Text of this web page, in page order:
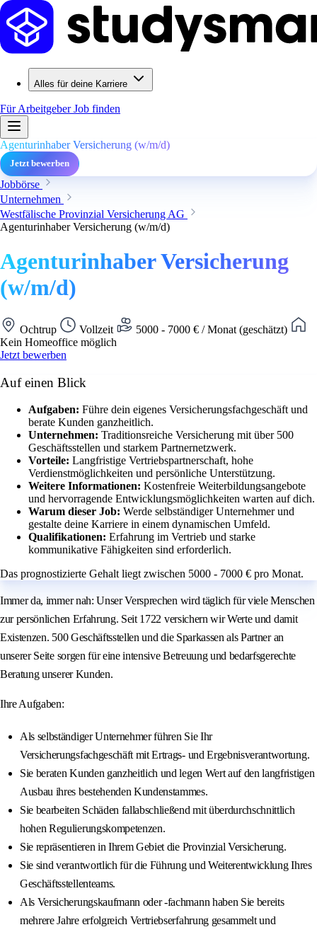
Alles für deine Karriere
Für ArbeitgeberJob finden
Agenturinhaber Versicherung (w/m/d)
Jetzt bewerben
Jobbörse
Unternehmen
Westfälische Provinzial Versicherung AG
Agenturinhaber Versicherung (w/m/d)
Agenturinhaber Versicherung
(w/m/d)
Ochtrup Vollzeit
5000 - 7000 € / Monat (geschätzt)
Kein Homeoffice möglich
Jetzt bewerben
Auf einen Blick
Aufgaben: Führe dein eigenes Versicherungsfachgeschäft und
berate Kunden ganzheitlich.
Unternehmen: Traditionsreiche Versicherung mit über 500
Geschäftsstellen und starkem Partnernetzwerk.
Vorteile: Langfristige Vertriebspartnerschaft, hohe
Verdienstmöglichkeiten und persönliche Unterstützung.
Weitere Informationen: Kostenfreie Weiterbildungsangebote
und hervorragende Entwicklungsmöglichkeiten warten auf dich.
Warum dieser Job: Werde selbständiger Unternehmer und
gestalte deine Karriere in einem dynamischen Umfeld.
Qualifikationen: Erfahrung im Vertrieb und starke
kommunikative Fähigkeiten sind erforderlich.
Das prognostizierte Gehalt liegt zwischen 5000 - 7000 € pro Monat.
Immer da, immer nah: Unser Versprechen wird täglich für viele Menschen
zur persönlichen Erfahrung. Seit 1722 versichern wir Werte und damit
Existenzen. 500 Geschäftsstellen und die Sparkassen als Partner an
unserer Seite sorgen für eine intensive Betreuung und bedarfsgerechte
Beratung unserer Kunden.
Ihre Aufgaben:
Als selbständiger Unternehmer führen Sie Ihr
Versicherungsfachgeschäft mit Ertrags- und Ergebnisverantwortung.
Sie beraten Kunden ganzheitlich und legen Wert auf den langfristigen
Ausbau ihres bestehenden Kundenstammes.
Sie bearbeiten Schäden fallabschließend mit überdurchschnittlich
hohen Regulierungskompetenzen.
Sie repräsentieren in Ihrem Gebiet die Provinzial Versicherung.
Sie sind verantwortlich für die Führung und Weiterentwicklung Ihres
Geschäftsstellenteams.
Als Versicherungskaufmann oder -fachmann haben Sie bereits
mehrere Jahre erfolgreich Vertriebserfahrung gesammelt und